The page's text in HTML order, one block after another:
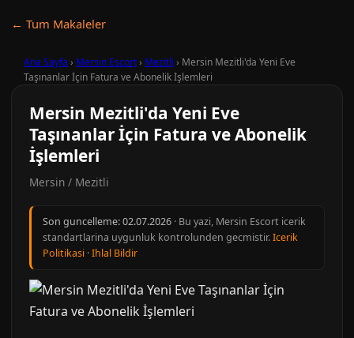
← Tum Makaleler
Ana Sayfa › Mersin Escort› Mezitli › Mersin Mezitli'da Yeni Eve
Taşınanlar İçin Fatura ve Abonelik İşlemleri
Mersin Mezitli'da Yeni Eve
Taşınanlar İçin Fatura ve Abonelik
İşlemleri
Mersin / Mezitli
Son guncelleme:02.07.2026 · Bu yazi, Mersin Escort icerik
standartlarina uygunluk kontrolunden gecmistir.Icerik
Politikasi ·Ihlal Bildir